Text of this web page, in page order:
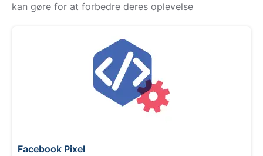
kan gøre for at forbedre deres oplevelse
Facebook Pixel